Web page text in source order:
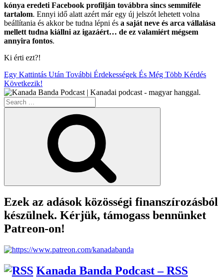
kónya eredeti Facebook profilján továbbra sincs semmiféle
tartalom. Ennyi idő alatt azért már egy új jelszót lehetett volna
beállítania és akkor be tudna lépni és a saját neve és arca vállalása
mellett tudna kiállni az igazáért… de ez valamiért mégsem
annyira fontos.
Ki érti ezt?!
Egy Kattintás Után További Érdekességek És Még Több Kérdés
Következik!
Search
for:
Ezek az adások közösségi finanszírozásból
készülnek. Kérjük, támogass bennünket
Patreon-on!
Kanada Banda Podcast – RSS